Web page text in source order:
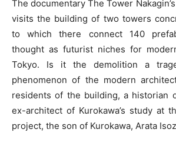
The documentary The Tower
visits the building of two towers
to which there connect 140
thought as futurist niches for
Tokyo. Is it the demolition a
phenomenon of the modern
residents of the building, a historian
ex-architect of Kurokawa’s study at
project, the son of Kurokawa, Arata